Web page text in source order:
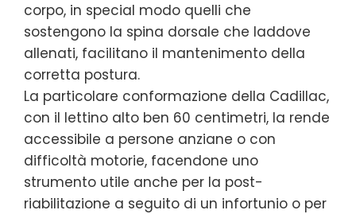
corpo, in special modo quelli che
sostengono la spina dorsale che laddove
allenati, facilitano il mantenimento della
corretta postura.
La particolare conformazione della Cadillac,
con il lettino alto ben 60 centimetri, la rende
accessibile a persone anziane o con
difficoltà motorie, facendone uno
strumento utile anche per la post-
riabilitazione a seguito di un infortunio o per